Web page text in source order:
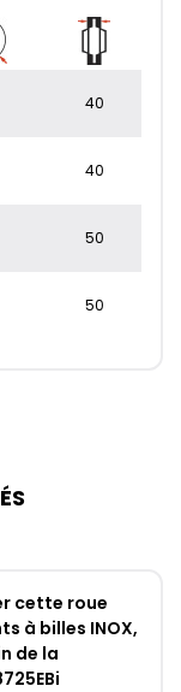
40
40
50
50
cette roue
à billes INOX,
de la